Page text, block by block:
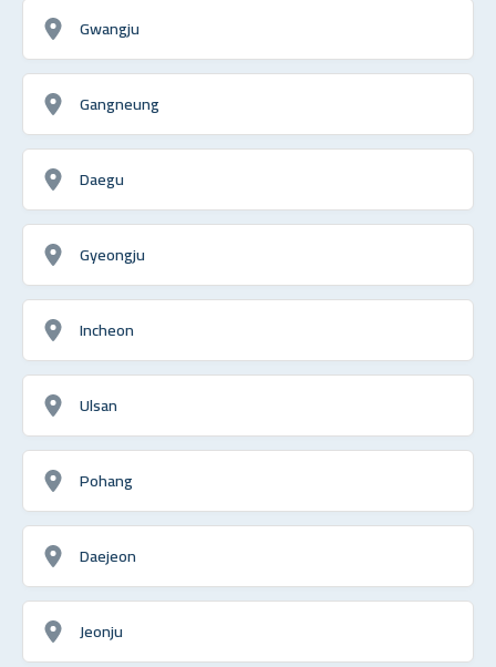
Gwangju
Gangneung
Daegu
Gyeongju
Incheon
Ulsan
Pohang
Daejeon
Jeonju